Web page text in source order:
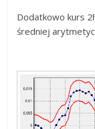
giełdowego,
walut,
artykuły,
forum.
Analizy
w
oparciu
Dodatkowo kurs
średniej